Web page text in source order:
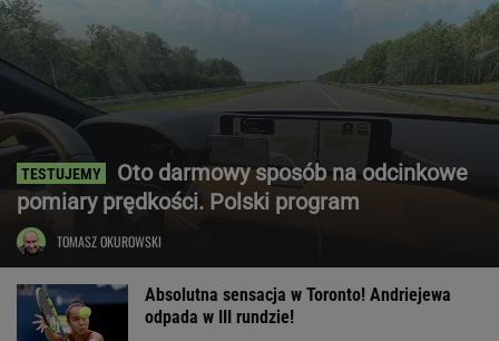
Oto darmowy sposób na odcinkowe
pomiary prędkości. Polski program
TOMASZ OKUROWSKI
Absolutna sensacja w Toronto! Andriejewa
odpada w III rundzie!